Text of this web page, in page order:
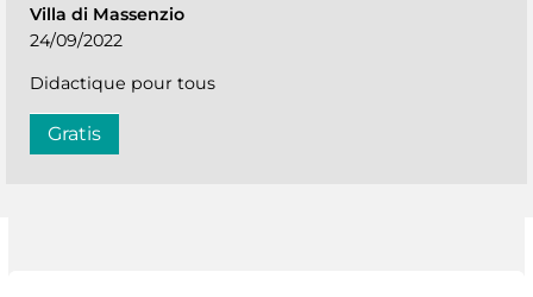
Villa di Massenzio
24/09/2022
Didactique pour tous
Gratis